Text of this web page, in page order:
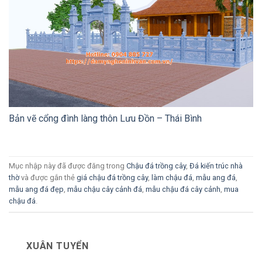
Bản vẽ cổng đình làng thôn Lưu Đồn – Thái Bình
Mục nhập này đã được đăng trong Chậu đá trồng cây, Đá kiến trúc nhà
thờvà được gắn thẻ giá chậu đá trồng cây, làm chậu đá mẫu ang đá
mẫu ang đá đẹp mẫu chậu cây cảnh đá mẫu chậu đá cây cảnh mua
chậu đá
XUÂN TUYỂN